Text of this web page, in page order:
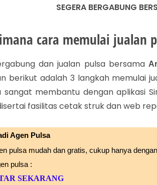
SEGERA BERGABUNG
cara memulai jualan
dan jualan pulsa bersama
berikut adalah 3 langkah memulai
membantu dengan aplikasi
fasilitas cetak struk dan web
Agen Pulsa
pulsa mudah dan gratis, cukup hanya
pulsa :
SEKARANG